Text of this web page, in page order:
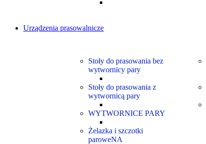
Urządzenia prasowalnicze
Stoły do prasowania bez
wytwornicy pary
Stoły do prasowania z
wytwornicą pary
WYTWORNICE PARY
Żelazka i szczotki
paroweNA